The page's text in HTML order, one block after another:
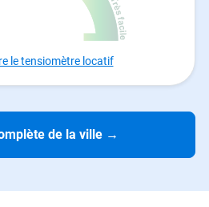
le tensiomètre locatif
de la ville →